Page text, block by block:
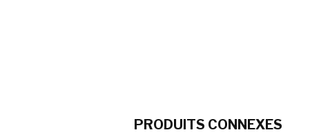
PRODUITS CONNEXES